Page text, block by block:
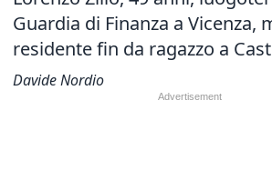
Guardia di Finanza a Vicenza,
residente fin da ragazzo a
Davide Nordio